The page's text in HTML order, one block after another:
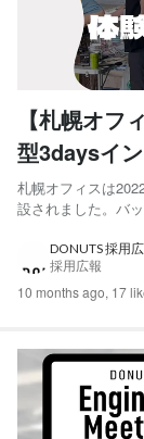
【札幌オフ
型3daysイ
札幌オフィスは
設されました。バ
「CLIUS 」の開発
躍しています。 ま
DONUTS 採用
採用広報
10 months ago, 17